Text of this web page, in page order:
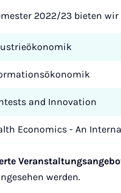
2022/23 bieten wir
and Innovation
Economics - An
werden.